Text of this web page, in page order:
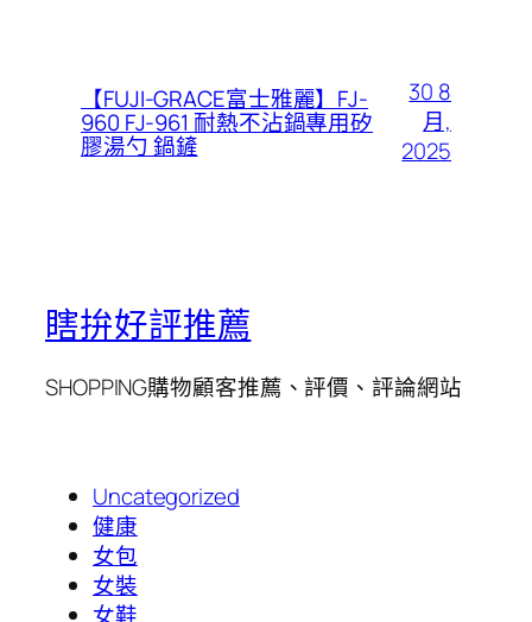
【FUJI-GRACE富士雅麗】FJ-
960 FJ-961 耐熱不沾鍋專用矽
膠湯勺 鍋鏟
30 8
月,
2025
瞎拚好評推薦
SHOPPING購物顧客推薦、評價、評論網站
Uncategorized
健康
女包
女裝
女鞋